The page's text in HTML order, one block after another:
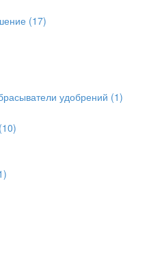
(17)
удобрений (1)
(10)